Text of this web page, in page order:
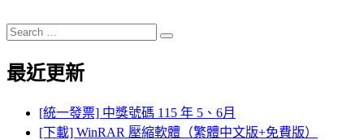
Search
for:
Search
最近更新
[統一發票] 中獎號碼 115 年 5、6月
[下載] WinRAR 壓縮軟體（繁體中文版+免費版）